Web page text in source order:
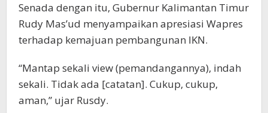
Senada dengan itu, Gubernur Kalimantan Timur
Rudy Mas’ud menyampaikan apresiasi Wapres
terhadap kemajuan pembangunan IKN.
“Mantap sekali view (pemandangannya), indah
sekali. Tidak ada [catatan]. Cukup, cukup,
aman,” ujar Rusdy.